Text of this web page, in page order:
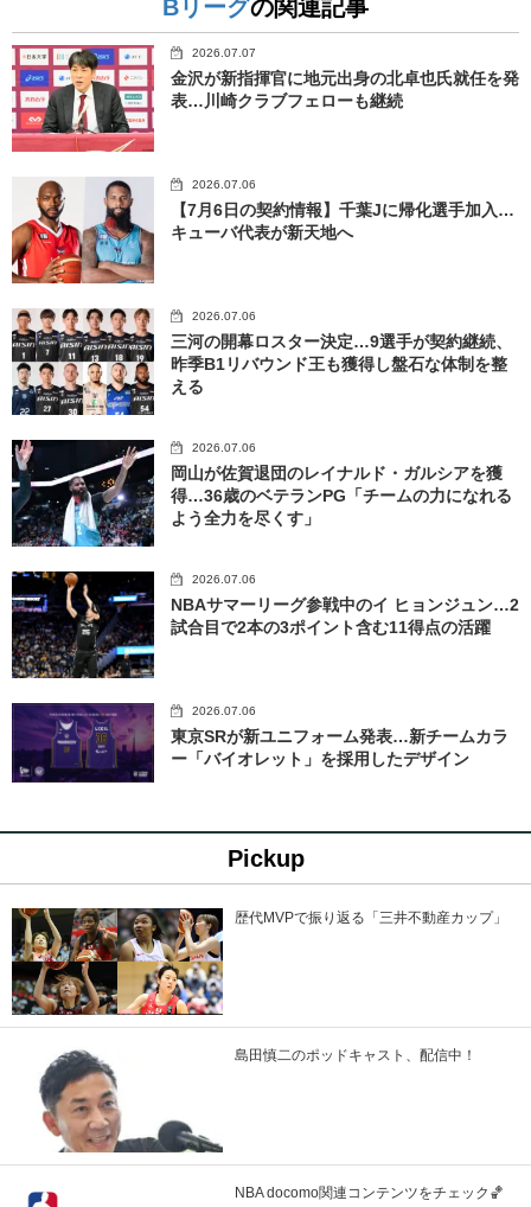
Bリーグの関連記事
2026.07.07
金沢が新指揮官に地元出身の北卓也氏就任を発
表…川崎クラブフェローも継続
2026.07.06
【7月6日の契約情報】千葉Jに帰化選手加入…
キューバ代表が新天地へ
2026.07.06
三河の開幕ロスター決定…9選手が契約継続、
昨季B1リバウンド王も獲得し盤石な体制を整
える
2026.07.06
岡山が佐賀退団のレイナルド・ガルシアを獲
得…36歳のベテランPG「チームの力になれる
よう全力を尽くす」
2026.07.06
NBAサマーリーグ参戦中のイ ヒョンジュン…2
試合目で2本の3ポイント含む11得点の活躍
2026.07.06
東京SRが新ユニフォーム発表…新チームカラ
ー「バイオレット」を採用したデザイン
Pickup
歴代MVPで振り返る「三井不動産カップ」
島田慎二のポッドキャスト、配信中！
NBA docomo関連コンテンツをチェック🏀